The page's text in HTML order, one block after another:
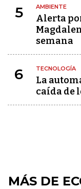
5 AMBIENTE
Alerta
semana
6 TECNOLOGÍA
La
caída de
MÁS DE